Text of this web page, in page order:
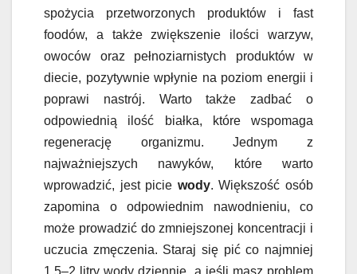
spożycia przetworzonych produktów i fast
foodów, a także zwiększenie ilości warzyw,
owoców oraz pełnoziarnistych produktów w
diecie, pozytywnie wpłynie na poziom energii i
poprawi nastrój. Warto także zadbać o
odpowiednią ilość białka, które wspomaga
regenerację organizmu. Jednym z
najważniejszych nawyków, które warto
wprowadzić, jest picie wody. Większość osób
zapomina o odpowiednim nawodnieniu, co
może prowadzić do zmniejszonej koncentracji i
uczucia zmęczenia. Staraj się pić co najmniej
1,5–2 litry wody dziennie, a jeśli masz problem